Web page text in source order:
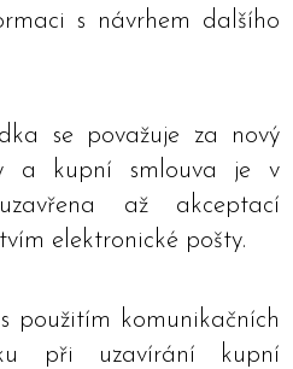
s návrhem dalšího
se považuje za nový
a kupní smlouva je v
až akceptací
elektronické pošty.
použitím komunikačních
při uzavírání kupní